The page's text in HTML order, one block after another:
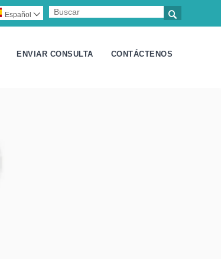

Español 
ENVIAR CONSULTA CONTÁCTENOS